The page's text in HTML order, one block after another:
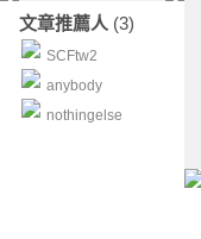
文章推薦人 (3)
SCFtw2
anybody
nothingelse